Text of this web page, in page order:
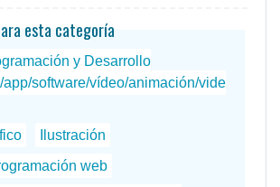
esta categoría
y Desarrollo
app/software/vídeo/animación/vide
Ilustración
web